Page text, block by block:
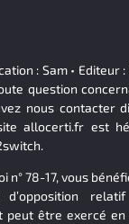
: Sam • Editeur
question
nous contacter
allocerti.fr est
78-17, vous
peut être exercé